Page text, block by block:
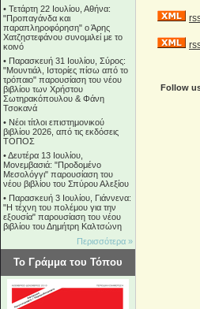
• Τετάρτη 22 Ιουλίου, Αθήνα:
"Προπαγάνδα και
παραπληροφόρηση" ο Άρης
Χατζηστεφάνου συνομιλεί με το
κοινό
• Παρασκευή 31 Ιουλίου, Σύρος:
"Μουντιάλ, Ιστορίες πίσω από το
τρόπαιο" παρουσίαση του νέου
βιβλίου των Χρήστου
Σωτηρακόπουλου & Φάνη
Τσοκανά
• Νέοι τίτλοι επιστημονικού
βιβλίου 2026, από τις εκδόσεις
ΤΟΠΟΣ
•Δευτέρα 13 Ιουλίου,
Μονεμβασιά: "Προδομένο
Μεσολόγγι" παρουσίαση του
νέου βιβλίου του Σπύρου Αλεξίου
• Παρασκευή 3 Ιουλίου, Γιάννενα:
"Η τέχνη του πολέμου για την
εξουσία" παρουσίαση του νέου
βιβλίου του Δημήτρη Καλτσώνη
Περισσότερα »
Το Γράμμα του Τόπου
Follow